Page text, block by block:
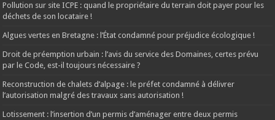
Pollution sur site ICPE : quand le propriétaire du terrain doit payer pour les
déchets de son locataire !
Algues vertes en Bretagne : l’État condamné pour préjudice écologique !
Droit de préemption urbain : l’avis du service des Domaines, certes prévu
par le Code, est-il toujours nécessaire ?
Reconstruction de chalets d’alpage : le préfet condamné à délivrer
l’autorisation malgré des travaux sans autorisation !
Lotissement : l’insertion d’un permis d’aménager entre deux permis